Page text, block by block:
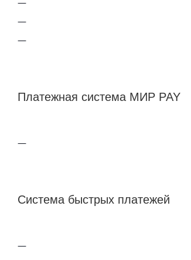
Платежная система МИР PAY
Система быстрых платежей